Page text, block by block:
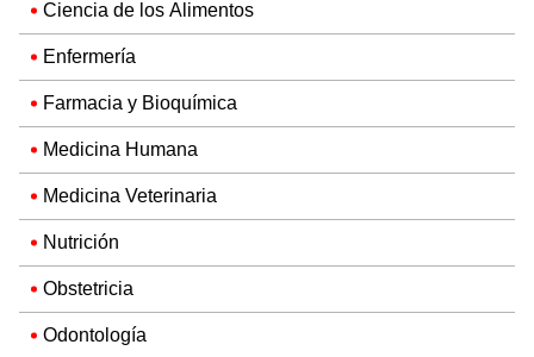
Ciencia de los Alimentos
Enfermería
Farmacia y Bioquímica
Medicina Humana
Medicina Veterinaria
Nutrición
Obstetricia
Odontología